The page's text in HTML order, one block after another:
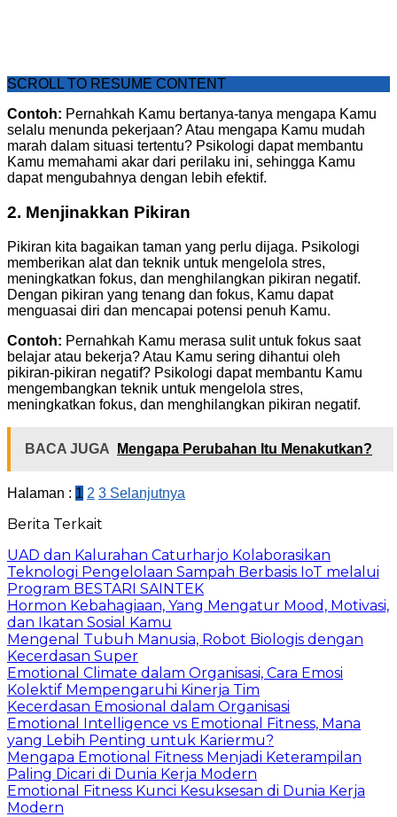
SCROLL TO RESUME CONTENT
Contoh: Pernahkah Kamu bertanya-tanya mengapa Kamu
selalu menunda pekerjaan? Atau mengapa Kamu mudah
marah dalam situasi tertentu? Psikologi dapat membantu
Kamu memahami akar dari perilaku ini, sehingga Kamu
dapat mengubahnya dengan lebih efektif.
2. Menjinakkan Pikiran
Pikiran kita bagaikan taman yang perlu dijaga. Psikologi
memberikan alat dan teknik untuk mengelola stres,
meningkatkan fokus, dan menghilangkan pikiran negatif.
Dengan pikiran yang tenang dan fokus, Kamu dapat
menguasai diri dan mencapai potensi penuh Kamu.
Contoh: Pernahkah Kamu merasa sulit untuk fokus saat
belajar atau bekerja? Atau Kamu sering dihantui oleh
pikiran-pikiran negatif? Psikologi dapat membantu Kamu
mengembangkan teknik untuk mengelola stres,
meningkatkan fokus, dan menghilangkan pikiran negatif.
BACA JUGA Mengapa Perubahan Itu Menakutkan?
Halaman : 1 2 3 Selanjutnya
Berita Terkait
UAD dan Kalurahan Caturharjo Kolaborasikan
Teknologi Pengelolaan Sampah Berbasis IoT melalui
Program BESTARI SAINTEK
Hormon Kebahagiaan, Yang Mengatur Mood, Motivasi,
dan Ikatan Sosial Kamu
Mengenal Tubuh Manusia, Robot Biologis dengan
Kecerdasan Super
Emotional Climate dalam Organisasi, Cara Emosi
Kolektif Mempengaruhi Kinerja Tim
Kecerdasan Emosional dalam Organisasi
Emotional Intelligence vs Emotional Fitness, Mana
yang Lebih Penting untuk Kariermu?
Mengapa Emotional Fitness Menjadi Keterampilan
Paling Dicari di Dunia Kerja Modern
Emotional Fitness Kunci Kesuksesan di Dunia Kerja
Modern